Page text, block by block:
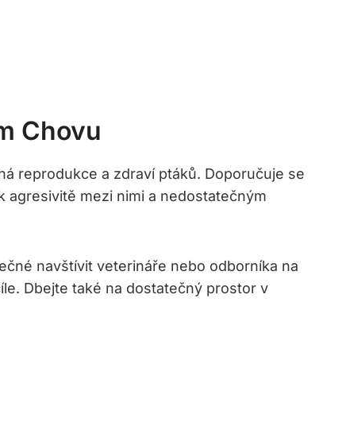
Chovu
reprodukce a zdraví ptáků. Doporučuje se
agresivitě mezi nimi a nedostatečným
navštívit veterináře nebo odborníka na
Dbejte také na dostatečný prostor v